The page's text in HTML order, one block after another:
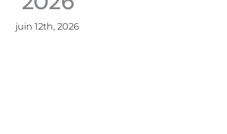
juin 12th, 2026